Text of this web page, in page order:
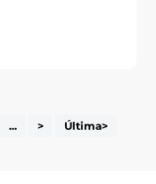
... > Última>